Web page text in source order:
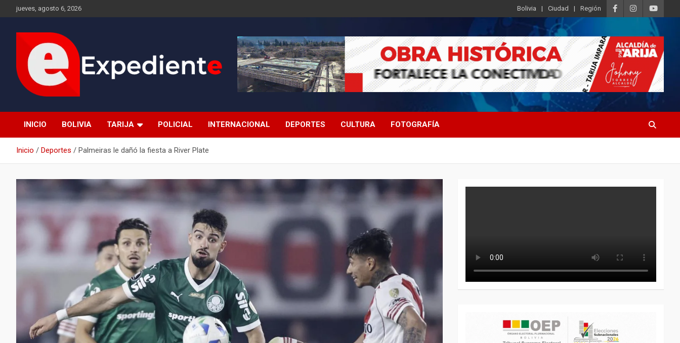
Saltar
al
jueves, agosto 6, 2026 Bolivia Ciudad Región
Expediente
INICIO BOLIVIA TARIJA POLICIAL INTERNACIONAL DEPORTES CULTURA FOTOGRAFÍA
Inicio Deportes Palmeiras le dañó la fiesta a River Plate